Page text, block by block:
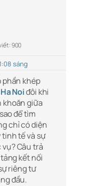
900
sáng
phần khép
Noiđôi khi
khoăn giữa
để tìm
chỉ có diện
tế và sự
Câu trả
kết nối
riêng tư
đầu.